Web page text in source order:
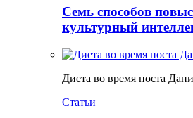
Семь способов
культурный
Диета во время поста
Статьи